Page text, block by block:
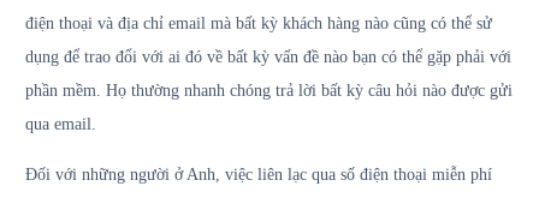
điện thoại và địa chỉ email mà bất kỳ khách hàng nào cũng có thể sử
dụng để trao đổi với ai đó về bất kỳ vấn đề nào bạn có thể gặp phải với
phần mềm. Họ thường nhanh chóng trả lời bất kỳ câu hỏi nào được gửi
qua email.
Đối với những người ở Anh, việc liên lạc qua số điện thoại miễn phí